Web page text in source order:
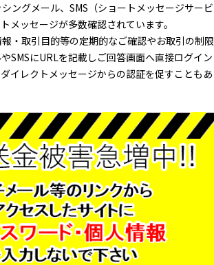
ングメール、SMS（ショートメッセージサービ
メッセージが多数確認されています。
・取引目的等の定期的なご確認やお取引の制限
SMSにURLを記載しご回答画面へ直接ログイン
イレクトメッセージからの認証を促すこともあ